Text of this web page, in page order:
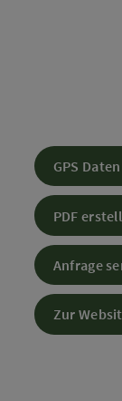
GPS
PDF
Anfrage
Zur